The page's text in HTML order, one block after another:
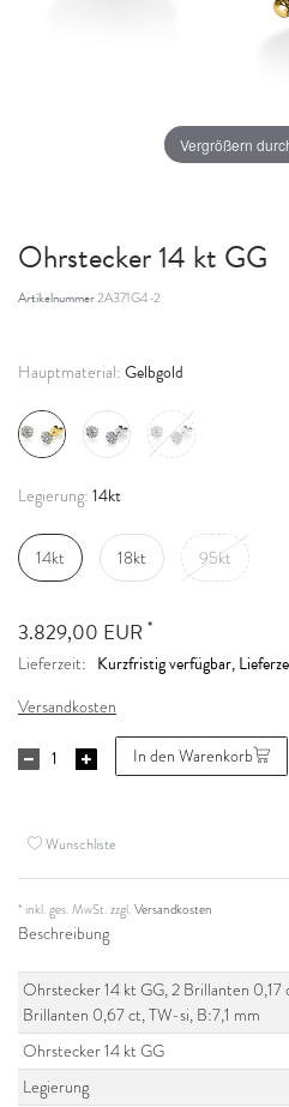
Vergrößern
Ohrstecker 14 kt GG
Artikelnummer2A371G4-2
Hauptmaterial: Gelbgold
Legierung: 14kt
14kt 18kt 95kt
3.829,00 EUR *
Lieferzeit: Kurzfristig verfügbar,
Versandkosten
In den Warenkorb
Wunschliste
* inkl. ges. MwSt. zzgl.Versandkosten
Beschreibung
Ohrstecker 14 kt GG, 2 Brillanten 0,17
Brillanten 0,67 ct, TW-si, B:7,1 mm
Ohrstecker 14 kt GG
Legierung